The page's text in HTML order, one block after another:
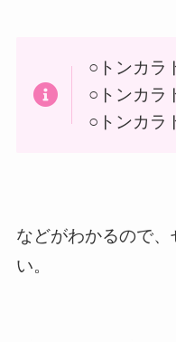
○トンカラ
○トンカラ
○トンカラ
などがわかるので
い。